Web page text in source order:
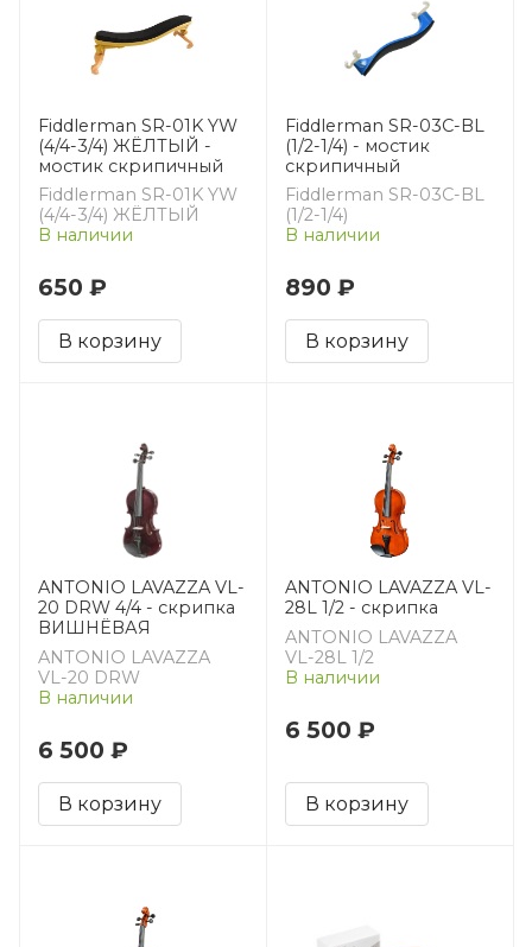
Fiddlerman SR-01K YW
(4/4-3/4) ЖЁЛТЫЙ -
мостик скрипичный
Fiddlerman SR-01K YW
(4/4-3/4) ЖЁЛТЫЙ
В наличии
650 ₽
В корзину
Fiddlerman SR-03C-BL
(1/2-1/4) - мостик
скрипичный
Fiddlerman SR-03C-BL
(1/2-1/4)
В наличии
890 ₽
В корзину
ANTONIO LAVAZZA VL-
20 DRW 4/4 - скрипка
ВИШНЁВАЯ
ANTONIO LAVAZZA
VL-20 DRW
В наличии
6 500 ₽
В корзину
ANTONIO LAVAZZA VL-
28L 1/2 - скрипка
ANTONIO LAVAZZA
VL-28L 1/2
В наличии
6 500 ₽
В корзину